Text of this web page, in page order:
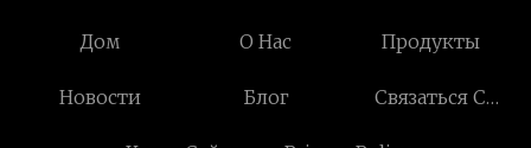
Дом О Нас Продукты
Новости Блог
Связаться С